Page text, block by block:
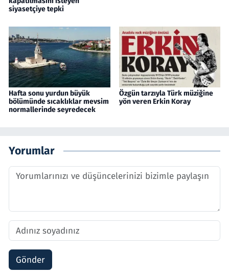
siyasetçiye tepki
Hafta sonu yurdun büyük
bölümünde sıcaklıklar mevsim
normallerinde seyredecek
Özgün tarzıyla Türk müziğine
yön veren Erkin Koray
Yorumlar
Gönder